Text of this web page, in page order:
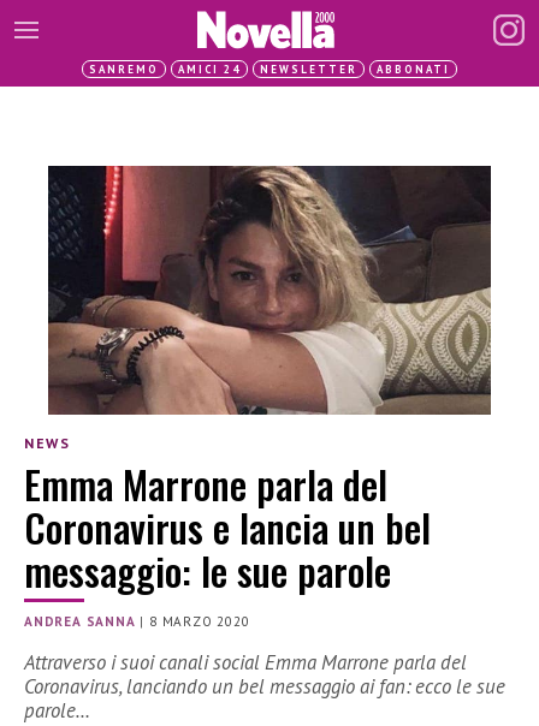
SANREMO AMICI 24 NEWSLETTER ABBONATI
NEWS
Emma Marrone parla del
Coronavirus e lancia un bel
messaggio: le sue parole
ANDREA SANNA | 8 MARZO 2020
Attraverso i suoi canali social Emma Marrone parla del
Coronavirus, lanciando un bel messaggio ai fan: ecco le sue
parole…